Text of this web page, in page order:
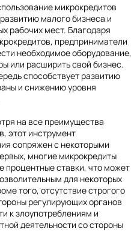
микрокредитов
малого бизнеса и
рабочих мест. Благодаря
предприниматели
необходимое оборудование,
или расширить свой бизнес.
способствует развитию
и снижению уровня
на все преимущества
этот инструмент
сопряжен с некоторыми
многие микрокредиты
процентные ставки, что может
для некоторых
того, отсутствие строгого
регулирующих органов
к злоупотреблениям и
деятельности со стороны